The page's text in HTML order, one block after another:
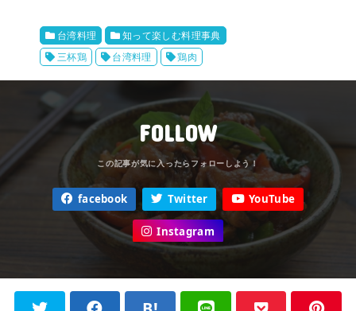
台湾料理
知って楽しむ料理事典
三杯鶏
台湾料理 鶏肉
FOLLOW
facebook Twitter YouTube
Instagram